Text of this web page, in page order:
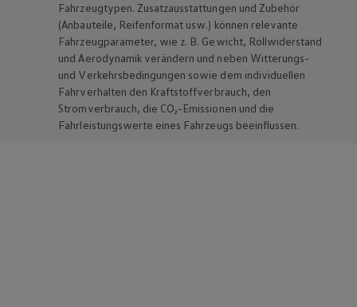
Fahrzeugtypen. Zusatzausstattungen und Zubehör
(Anbauteile, Reifenformat usw.) können relevante
Fahrzeugparameter, wie z. B. Gewicht, Rollwiderstand
und Aerodynamik verändern und neben Witterungs-
und Verkehrsbedingungen sowie dem individuellen
Fahrverhalten den Kraftstoffverbrauch, den
Stromverbrauch, die CO₂-Emissionen und die
Fahrleistungswerte eines Fahrzeugs beeinflussen.